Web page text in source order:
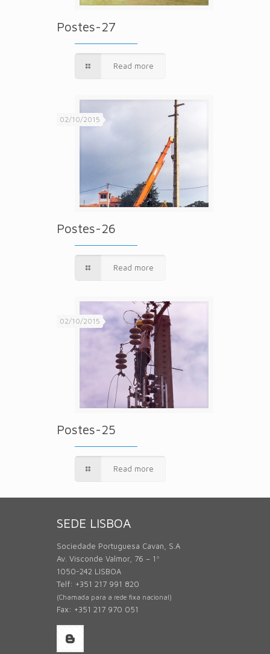
Postes-27
Read more
02/10/2015
Postes-26
Read more
02/10/2015
Postes-25
Read more
SEDE LISBOA
Sociedade Portuguesa Cavan, S.A
Av. Visconde Valmor, 76 – 1º
1050-242 LISBOA
Telf: +351 217 991 820
(Chamada para a rede fixa nacional)
Fax: +351 217 970 051